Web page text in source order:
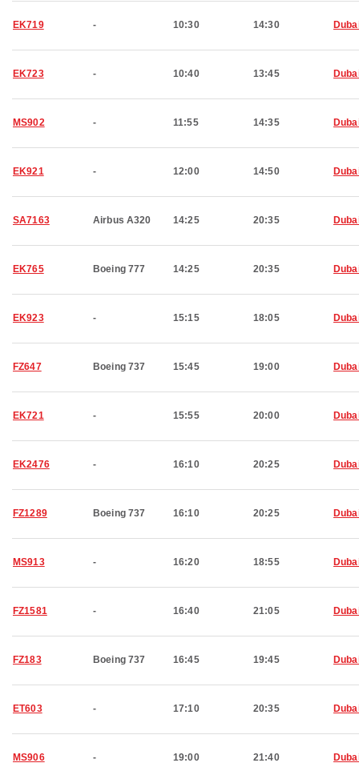
EK719 - 10:30 14:30
EK723 - 10:40 13:45
MS902 - 11:55 14:35
EK921 - 12:00 14:50
SA7163 Airbus A320 14:25 20:35
EK765 Boeing 777 14:25 20:35
EK923 - 15:15 18:05
FZ647 Boeing 737 15:45 19:00
EK721 - 15:55 20:00
EK2476 - 16:10 20:25
FZ1289 Boeing 737 16:10 20:25
MS913 - 16:20 18:55
FZ1581 - 16:40 21:05
FZ183 Boeing 737 16:45 19:45
ET603 - 17:10 20:35
MS906 - 19:00 21:40